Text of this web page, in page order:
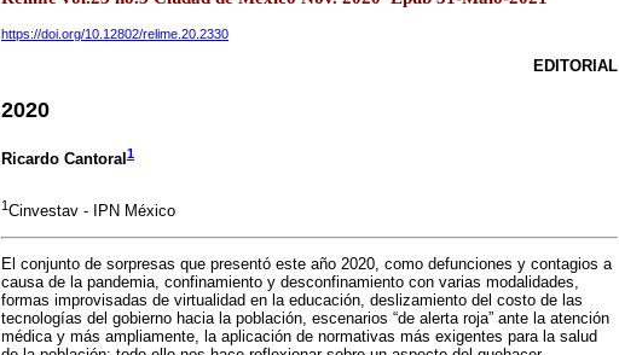
https://doi.org/10.12802/relime.20.2330
EDITORIAL
2020
Ricardo Cantoral 1
1Cinvestav - IPN México
El conjunto de sorpresas que presentó este año 2020, como defunciones y contagios a
causa de la pandemia, confinamiento y desconfinamiento con varias modalidades,
formas improvisadas de virtualidad en la educación, deslizamiento del costo de las
tecnologías del gobierno hacia la población, escenarios “de alerta roja” ante la atención
médica y más ampliamente, la aplicación de normativas más exigentes para la salud